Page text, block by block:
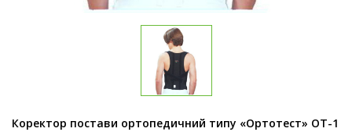
Коректор постави ортопедичний типу «Ортотест» ОТ-1